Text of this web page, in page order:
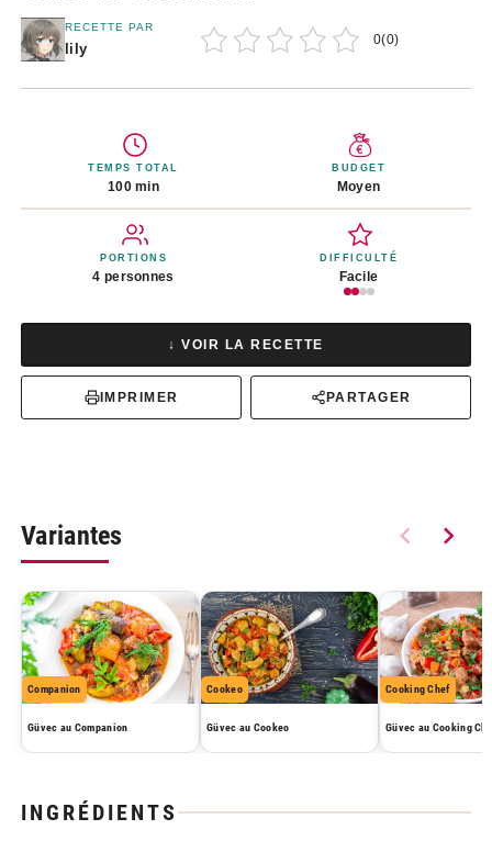
RECETTE PAR
lily
0(0)
TEMPS TOTAL
100 min
BUDGET
Moyen
PORTIONS
4 personnes
DIFFICULTÉ
Facile
↓ VOIR LA RECETTE
IMPRIMER PARTAGER
Variantes
Companion
Güvec au Companion
Cookeo
Güvec au Cookeo
Cooking Chef
Güvec au Cooking
INGRÉDIENTS